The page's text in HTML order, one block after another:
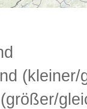
(kleiner/